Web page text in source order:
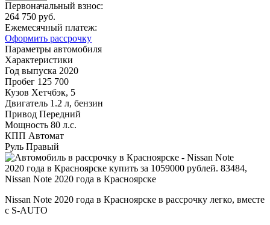
Первоначальный взнос:
264 750 руб.
Ежемесячный платеж:
Оформить рассрочку
Параметры автомобиля
Характеристики
Год выпуска 2020
Пробег 125 700
Кузов Хетчбэк, 5
Двигатель 1.2 л, бензин
Привод Передний
Мощность 80 л.с.
КПП Автомат
Руль Правый
Nissan Note 2020 года в Красноярске в рассрочку легко, вместе
с S-AUTO